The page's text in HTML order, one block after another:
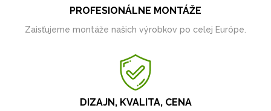
PROFESIONÁLNE MONTÁŽE
Zaisťujeme montáže našich výrobkov po celej Európe.
DIZAJN, KVALITA, CENA